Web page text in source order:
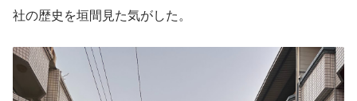
社の歴史を垣間見た気がした。